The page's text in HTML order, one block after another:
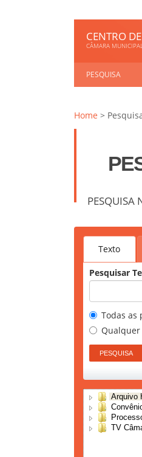
CENTRO
CÂMARA
PESQUISA
Home >
PESQUISA
Texto
Pesquisar
Todas as
Arquivo
TV